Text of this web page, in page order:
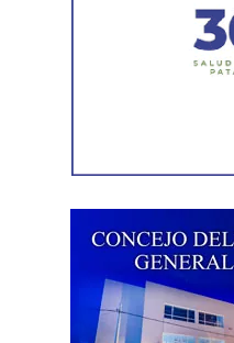
democracia, a la
interamericano de
esta comisión debe
vida, como las tarifas de
internet, luz y gas. Todo
que tiene un impacto